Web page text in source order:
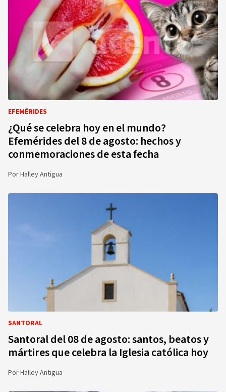
EFEMÉRIDES
¿Qué se celebra hoy en el mundo?
Efemérides del 8 de agosto: hechos y
conmemoraciones de esta fecha
PorHalley Antigua
SANTORAL
Santoral del 08 de agosto: santos, beatos y
mártires que celebra la Iglesia católica hoy
PorHalley Antigua